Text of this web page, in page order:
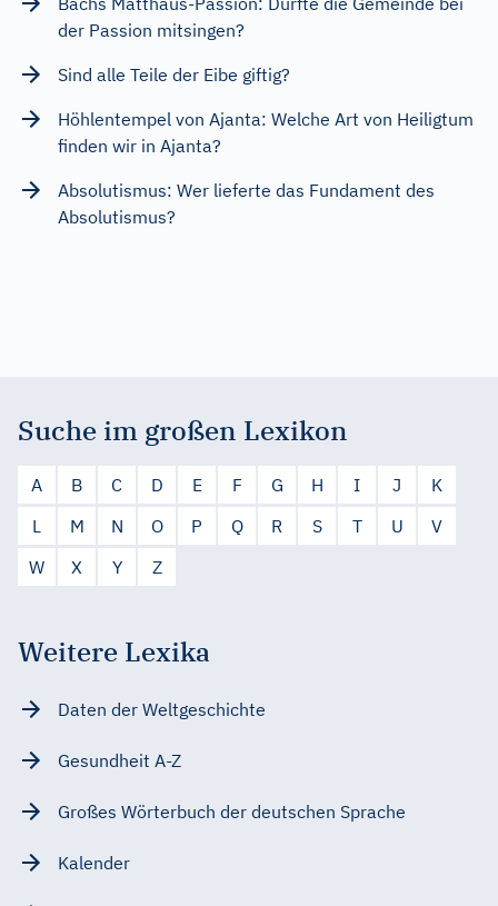
der Passion mitsingen?
Sind alle Teile der Eibe giftig?
Höhlentempel von Ajanta: Welche Art von Heiligtum
finden wir in Ajanta?
Absolutismus: Wer lieferte das Fundament des
Absolutismus?
Suche im großen Lexikon
A B C D E F G H I J
K
L
M N O P Q R S T U
V
W
X Y Z
Weitere Lexika
Daten der Weltgeschichte
Gesundheit A-Z
Großes Wörterbuch der deutschen Sprache
Kalender